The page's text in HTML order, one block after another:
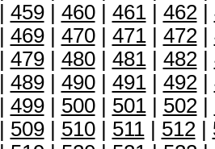
459| 460| 461| 462|
469| 470| 471| 472|
479| 480| 481| 482|
489| 490| 491| 492|
499| 500| 501| 502|
509| 510| 511| 512|